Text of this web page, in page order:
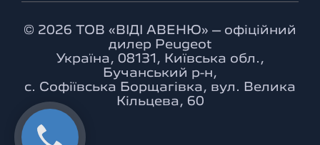
© 2026 ТОВ «ВІДІ АВЕНЮ» – офіційний
дилер Peugeot
Україна, 08131, Київська обл.,
Бучанський р-н,
с. Софіївська Борщагівка, вул. Велика
Кільцева, 60